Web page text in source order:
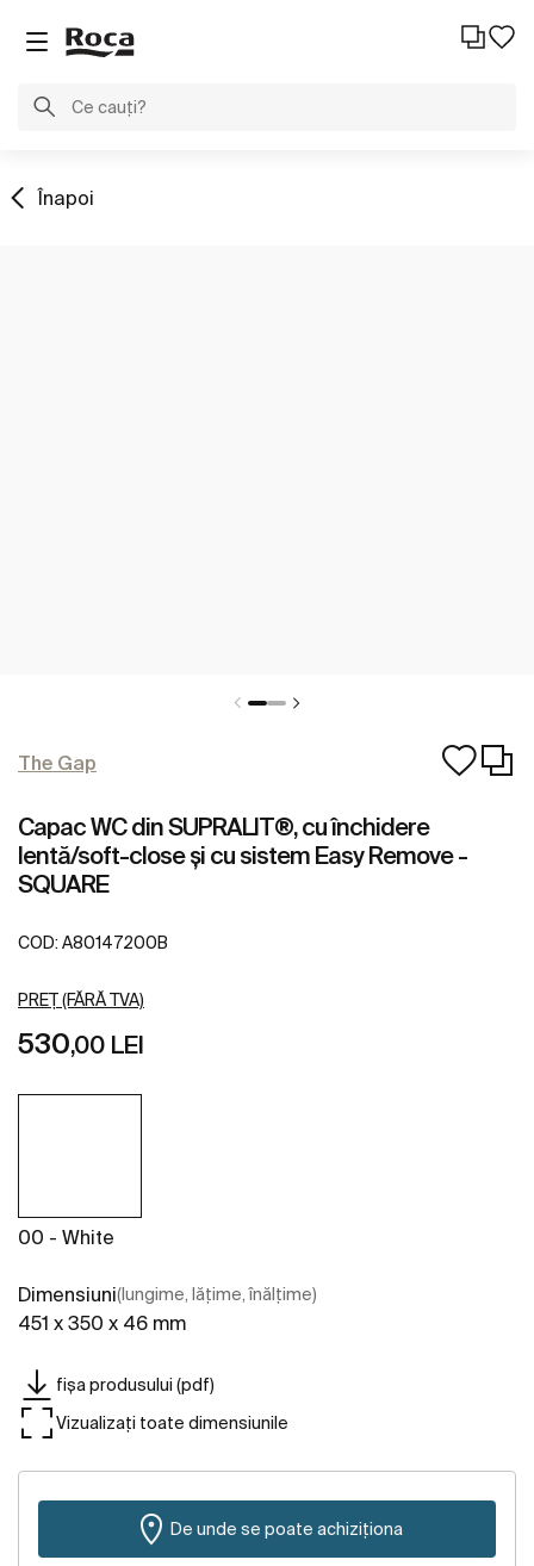
Înapoi
The Gap
Capac WC din SUPRALIT®, cu închidere
lentă/soft-close și cu sistem Easy Remove -
SQUARE
COD: A80147200B
PREȚ (FĂRĂ TVA)
530,00 LEI
00 - White
Dimensiuni(lungime, lățime, înălțime)
451 x 350 x 46 mm
fișa produsului (pdf)
Vizualizați toate dimensiunile
De unde se poate achiziționa